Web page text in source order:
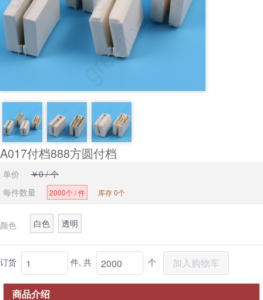
A017付档888方圆付档
单价
￥0 / 个
每件数量
2000个 / 件 库存 0个
颜色 白色 透明
订货 件, 共 个 加入购物车
商品介绍